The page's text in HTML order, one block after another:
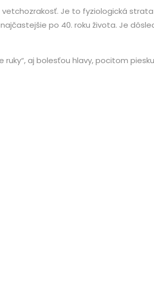
Je to fyziologická
po 40. roku života. Je
aj bolesťou hlavy, pocitom